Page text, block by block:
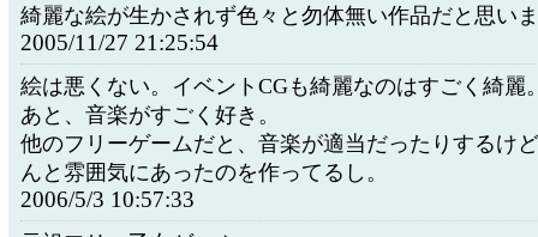
綺麗な絵が生かされず色々と勿体無い作品だと思い
2005/11/27 21:25:54
絵は悪くない。イベントCGも綺麗なのはすごく綺麗
あと、音楽がすごく好き。
他のフリーゲームだと、音楽が適当だったりするけ
んと雰囲気にあったのを作ってるし。
2006/5/3 10:57:33